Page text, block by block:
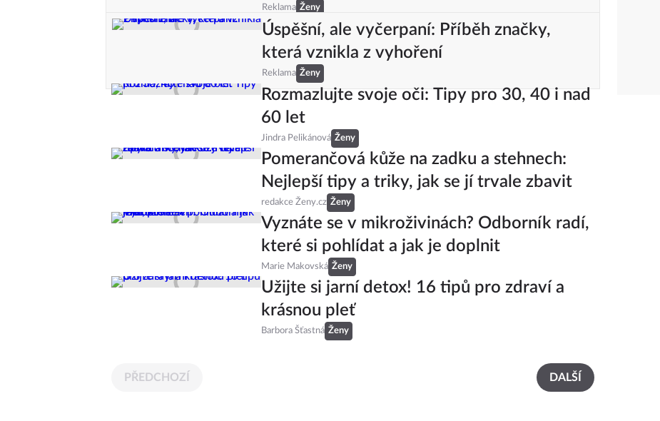
Reklama Ženy
Úspěšní, ale vyčerpaní: Příběh značky,
která vznikla z vyhoření
Reklama Ženy
Rozmazlujte svoje oči: Tipy pro 30, 40 i nad
60 let
Jindra Pelikánová Ženy
Pomerančová kůže na zadku a stehnech:
Nejlepší tipy a triky, jak se jí trvale zbavit
redakce Ženy.cz Ženy
Vyznáte se v mikroživinách? Odborník radí,
které si pohlídat a jak je doplnit
Marie Makovská Ženy
Užijte si jarní detox! 16 tipů pro zdraví a
krásnou pleť
Barbora Šťastná Ženy
PŘEDCHOZÍ DALŠÍ